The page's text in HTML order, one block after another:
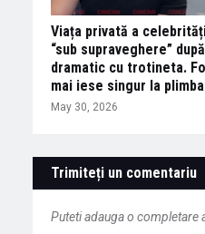
Viața privată a
“sub supraveghere”
dramatic cu trotineta.
mai iese singur la
May 30, 2026
Trimiteți un comentariu
Puteti adauga o completare